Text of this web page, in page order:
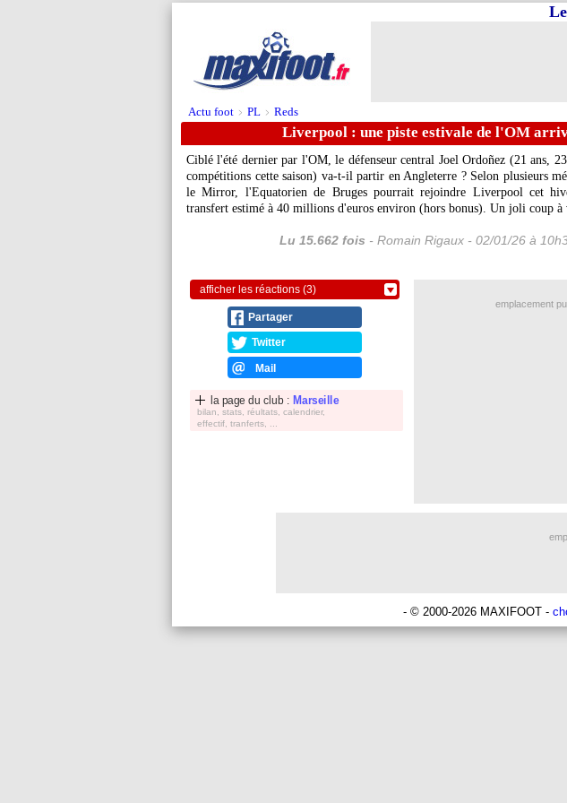
Actu foot > PL > Reds
Liverpool : une piste estivale de l'OM
Ciblé l'été dernier par l'OM, le défenseur central JoelOrdoñez (21 ans,
compétitions cette saison) va-t-il partir en Angleterre ? Selon plusieurs
le Mirror, l'Equatorien de Bruges pourrait rejoindre Liverpool cet
transfert estimé à 40 millions d'euros environ (hors bonus). Un joli coup à
Lu 15.662 fois - Romain Rigaux - 02/01/26 à
afficher les réactions (3)
Partager
Twitter
Mail
la page du club : Marseille
bilan, stats, réultats, calendrier,
effectif, tranferts, ...
emplacement
- © 2000-2026 MAXIFOOT -